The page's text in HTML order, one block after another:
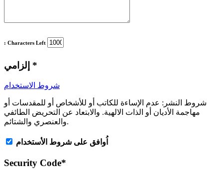
: Characters Left
*
شروط الاستخدام
شروط النشر: عدم الإساءة للكاتب أو للأشخاص أو للمقدسات أو
مهاجمة الأديان أو الذات الالهية. والابتعاد عن التحريض الطائفي
والعنصري والشتائم.
اُوافق على شروط الأستخدام
Security Code*